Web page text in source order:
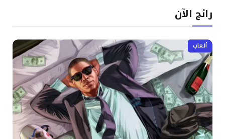
رائج الآن
ألعاب